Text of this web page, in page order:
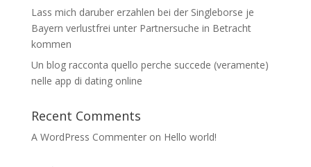
Lass mich daruber erzahlen bei der Singleborse je
Bayern verlustfrei unter Partnersuche in Betracht
kommen
Un blog racconta quello perche succede (veramente)
nelle app di dating online
Recent Comments
A WordPress Commenteron Hello world!